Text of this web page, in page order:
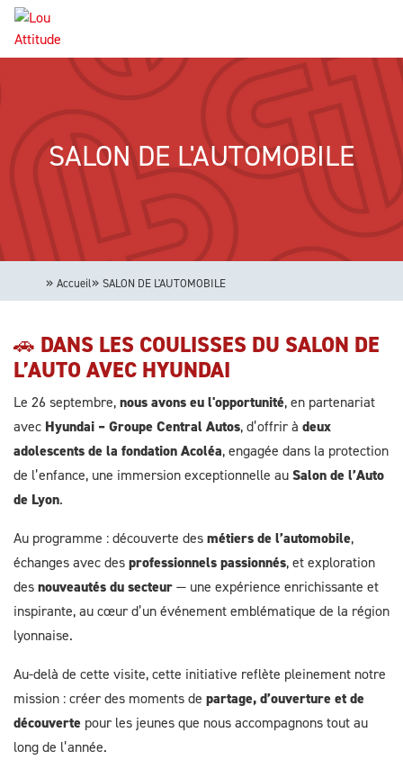
Aller
contenu
SALON DE L'AUTOMOBILE
Accueil SALON DE L'AUTOMOBILE
🚗 DANS LES COULISSES DU SALON DE
L’AUTO AVEC HYUNDAI
Le 26 septembre,nous avons eu l'opportunité, en partenariat
avec Hyundai – Groupe Central Autos, d’offrir à deux
adolescents de la fondation Acoléa, engagée dans la protection
de l’enfance, une immersion exceptionnelle auSalon de l’Auto
de Lyon.
Au programme : découverte desmétiers de l’automobile,
échanges avec desprofessionnels passionnés, et exploration
desnouveautés du secteur— une expérience enrichissante et
inspirante, au cœur d’un événement emblématique de la région
lyonnaise.
Au-delà de cette visite, cette initiative reflète pleinement notre
mission : créer des moments de partage, d’ouverture et de
découverte pour les jeunes que nous accompagnons tout au
long de l’année.
Panneau de gestion des cookies